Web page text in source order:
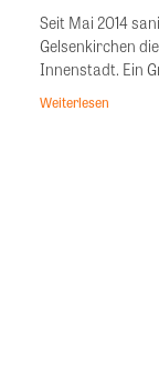
Seit Mai 2014
Gelsenkirchen
Innenstadt. Ein
Weiterlesen